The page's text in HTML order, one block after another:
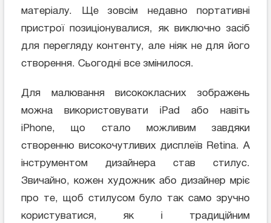
матеріалу. Ще зовсім недавно портативні
пристрої позиціонувалися, як виключно засіб
для перегляду контенту, але ніяк не для його
створення. Сьогодні все змінилося.
Для малювання висококласних зображень
можна використовувати iPad або навіть
iPhone, що стало можливим завдяки
створенню високочутливих дисплеїв Retina. А
інструментом дизайнера став стилус.
Звичайно, кожен художник або дизайнер мріє
про те, щоб стилусом було так само зручно
користуватися, як і традиційним